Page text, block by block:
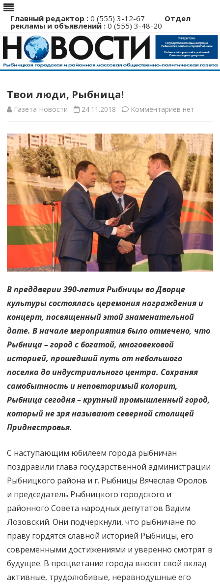
Главный редактор : 0 (555) 3-12-67 Отдел
рекламы и объявлений : 0 (555) 3-48-20
Перейти
содержимому
Твои люди, Рыбница!
Газета Новости 24.11.2018 Комментариев к
Твои
люди,
Рыбница!
нет
В преддверии 390-летия Рыбницы во Дворце
культуры состоялась церемония награждения и
концерт, посвященный этой знаменательной
дате. В начале мероприятия было отмечено, что
Рыбница – город с богатой, многовековой
историей, прошедший путь от небольшого
поселка до индустриального центра. Сохраняя
самобытность и неповторимый колорит,
Рыбница сегодня – крупный промышленный город,
который не зря называют северной столицей
Приднестровья.
С наступающим юбилеем города рыбничан
поздравили глава государственной администрации
Рыбницкого района и г. Рыбницы Вячеслав Фролов
и председатель Рыбницкого городского и
районного Совета народных депутатов Вадим
Лозовский. Они подчеркнули, что рыбничане по
праву гордятся славной историей Рыбницы, его
современными достижениями и уверенно смотрят в
будущее. В процветание города вносят свой вклад
активные, трудолюбивые, неравнодушные его